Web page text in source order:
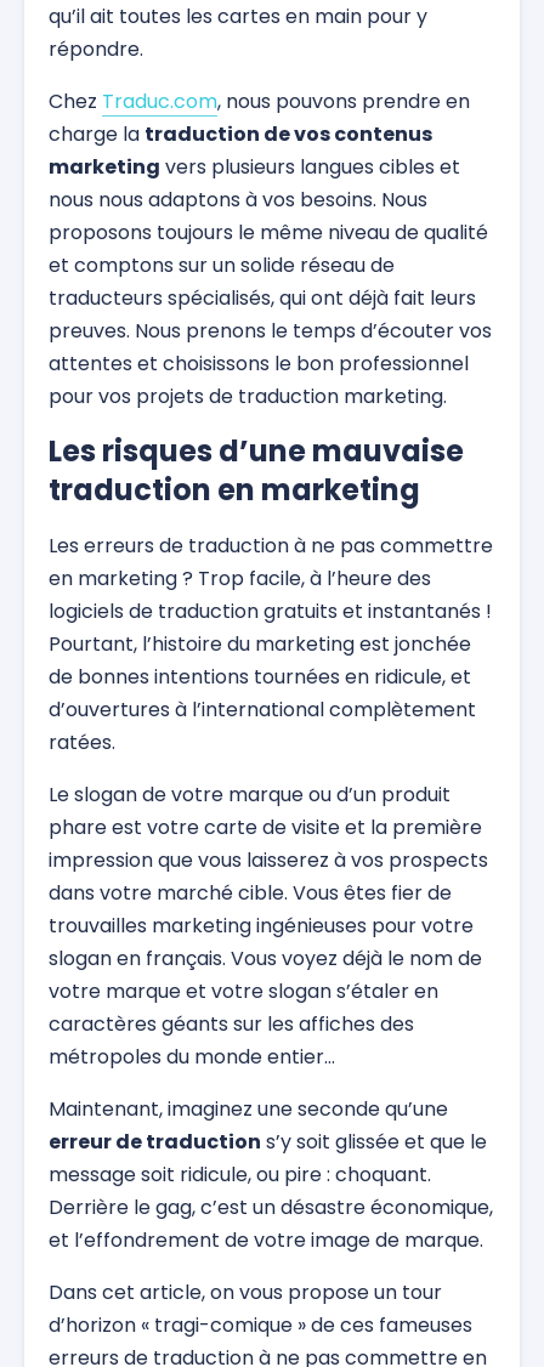
qu’il ait toutes les cartes en main pour y
répondre.
Chez Traduc.com, nous pouvons prendre en
charge la traduction de vos contenus
marketing vers plusieurs langues cibles et
nous nous adaptons à vos besoins. Nous
proposons toujours le même niveau de qualité
et comptons sur un solide réseau de
traducteurs spécialisés, qui ont déjà fait leurs
preuves. Nous prenons le temps d’écouter vos
attentes et choisissons le bon professionnel
pour vos projets de traduction marketing.
Les risques d’une mauvaise
traduction en marketing
Les erreurs de traduction à ne pas commettre
en marketing ? Trop facile, à l’heure des
logiciels de traduction gratuits et instantanés !
Pourtant, l’histoire du marketing est jonchée
de bonnes intentions tournées en ridicule, et
d’ouvertures à l’international complètement
ratées.
Le slogan de votre marque ou d’un produit
phare est votre carte de visite et la première
impression que vous laisserez à vos prospects
dans votre marché cible. Vous êtes fier de
trouvailles marketing ingénieuses pour votre
slogan en français. Vous voyez déjà le nom de
votre marque et votre slogan s’étaler en
caractères géants sur les affiches des
métropoles du monde entier…
Maintenant, imaginez une seconde qu’une
erreur de traduction s’y soit glissée et que le
message soit ridicule, ou pire : choquant.
Derrière le gag, c’est un désastre économique,
et l’effondrement de votre image de marque.
Dans cet article, on vous propose un tour
d’horizon « tragi-comique » de ces fameuses
erreurs de traduction à ne pas commettre en